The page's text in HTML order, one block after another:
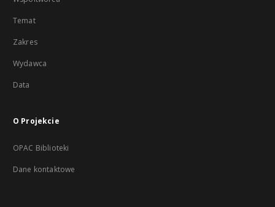
Temat
Zakres
Wydawca
Data
O Projekcie
OPAC Biblioteki
Dane kontaktowe